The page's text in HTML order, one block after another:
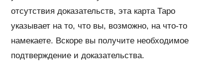
отсутствия доказательств, эта карта Таро
указывает на то, что вы, возможно, на что-то
намекаете. Вскоре вы получите необходимое
подтверждение и доказательства.